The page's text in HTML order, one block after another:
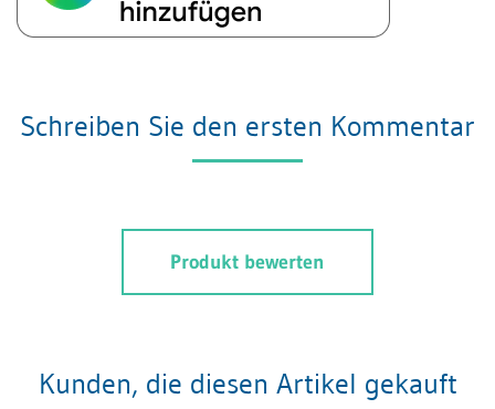
Schreiben Sie den ersten Kommentar
Produkt bewerten
Kunden, die diesen Artikel gekauft